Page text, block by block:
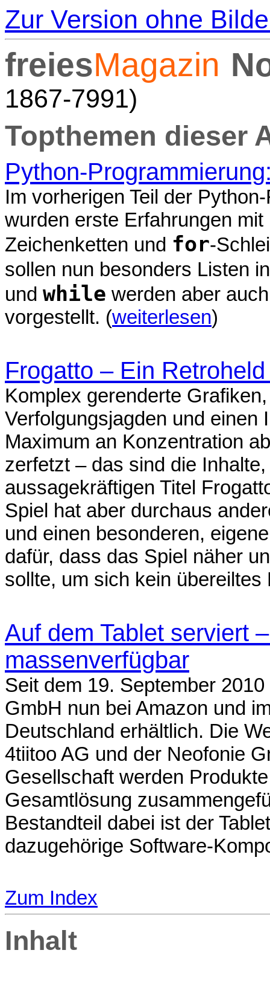
Zur Version ohne
freiesMagazin
1867-7991)
Topthemen dieser
Python-
Im vorherigen Teil der
wurden erste Erfahrungen
Zeichenketten und for-
sollen nun besonders Listen
und while werden aber
vorgestellt. (weiterlesen)
Frogatto – Ein
Komplex gerenderte
Verfolgungsjagden und einen
Maximum an Konzentration
zerfetzt – das sind die
aussagekräftigen Titel
Spiel hat aber durchaus
und einen besonderen,
dafür, dass das Spiel näher
sollte, um sich kein
Auf dem Tablet serviert
massenverfügbar
Seit dem 19. September
GmbH nun bei Amazon und
Deutschland erhältlich. Die
4tiitoo AG und der Neofonie
Gesellschaft werden
Gesamtlösung
Bestandteil dabei ist der
dazugehörige Software-
Zum Index
Inhalt